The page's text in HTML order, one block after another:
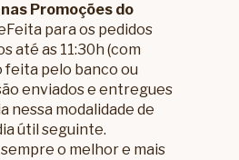
Promoções do
para os pedidos
até as 11:30h (com
pelo banco ou
enviados e entregues
nessa modalidade de
útil seguinte.
o melhor e mais